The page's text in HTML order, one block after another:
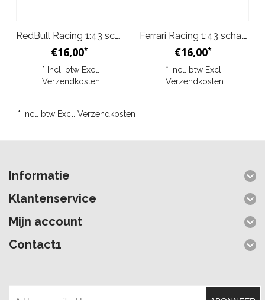
RedBull Racing 1:43 schaal Bburago Max Verstappen RB18 Model
€16,00*
* Incl. btw Excl.
Verzendkosten
Ferrari Racing 1:43 schaal Bburago Team Scuderia Sainz F1-75 Model
€16,00*
* Incl. btw Excl.
Verzendkosten
* Incl. btw Excl. Verzendkosten
Informatie
Klantenservice
Mijn account
Contact1